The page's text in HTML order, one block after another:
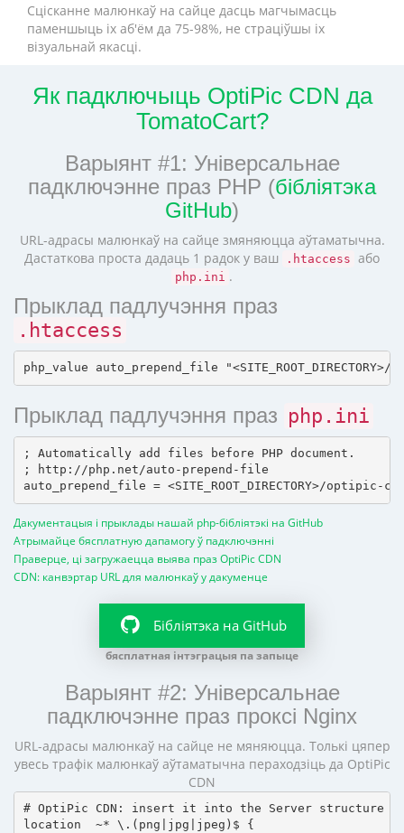
Сцісканне малюнкаў на сайце дасць магчымасць
паменшыць іх аб'ём да 75-98%, не страціўшы іх
візуальнай якасці.
Як падключыць OptiPic CDN да
TomatoCart?
Варыянт #1: Універсальнае
падключэнне праз PHP (бібліятэка
GitHub)
URL-адрасы малюнкаў на сайце змяняюцца аўтаматычна.
Дастаткова проста дадаць 1 радок у ваш
.htaccess або
php.ini .
Прыклад падлучэння праз
.htaccess
Прыклад падлучэння праз php.ini
; Automatically add files before PHP document.
; http://php.net/auto-prepend-file
Дакументацыя і прыклады нашай php-бібліятэкі на GitHub
Атрымайце бясплатную дапамогу ў падключэнні
Праверце, ці загружаецца выява праз OptiPic CDN
CDN: канвэртар URL для малюнкаў у дакуменце
Бібліятэка на GitHub
бясплатная інтэграцыя па запыце
Варыянт #2: Універсальнае
падключэнне праз проксі Nginx
URL-адрасы малюнкаў на сайце не мяняюцца. Толькі цяпер
увесь трафік малюнкаў аўтаматычна пераходзіць да OptiPic
CDN
# OptiPic CDN: insert it into the Server structure
location  ~* \.(png|jpg|jpeg)$ {